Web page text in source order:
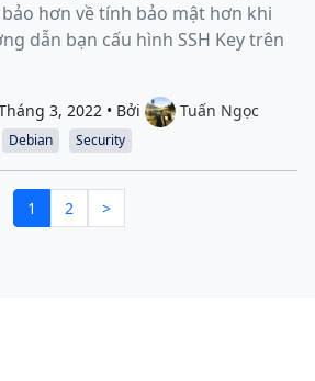
hơn về tính bảo mật hơn khi
dẫn bạn cấu hình SSH Key trên
3, 2022 • Bởi
Tuấn Ngọc
Debian Security
1 2 >